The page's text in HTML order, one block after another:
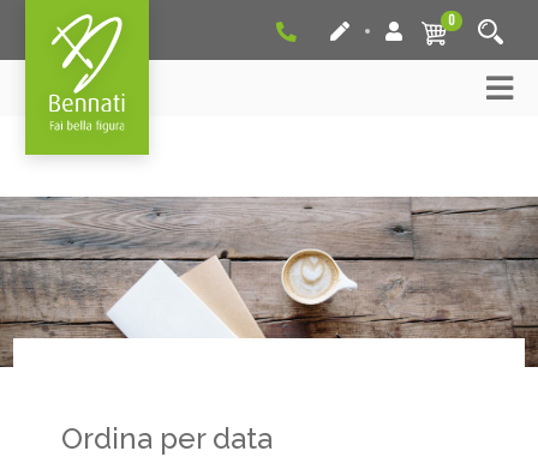
0
Ordina per data